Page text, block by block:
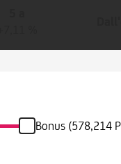
Bonus (578,214